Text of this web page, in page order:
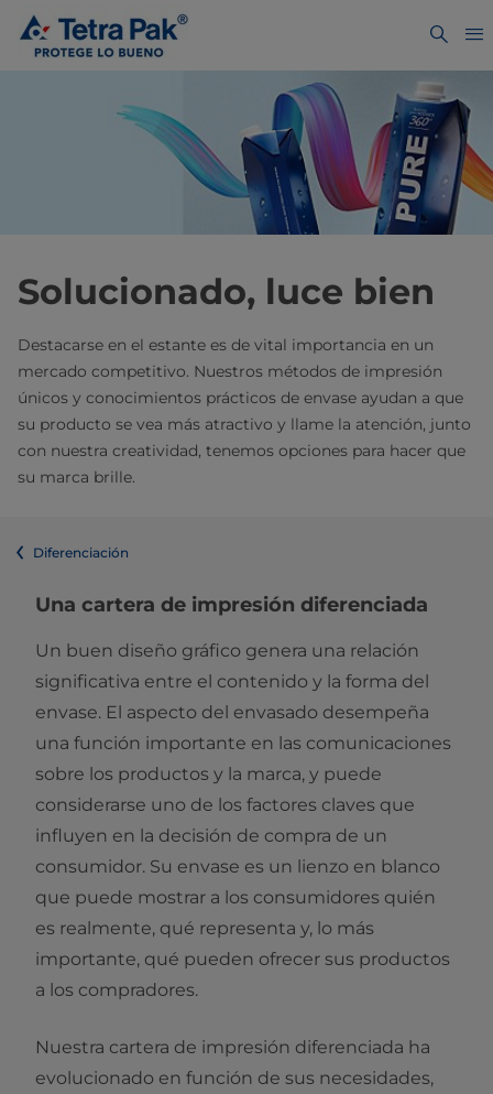
Solucionado, luce bien
Destacarse en el estante es de vital importancia en un
mercado competitivo. Nuestros métodos de impresión
únicos y conocimientos prácticos de envase ayudan a que
su producto se vea más atractivo y llame la atención, junto
con nuestra creatividad, tenemos opciones para hacer que
su marca brille.
Diferenciación
Una cartera de impresión diferenciada
Un buen diseño gráfico genera una relación
significativa entre el contenido y la forma del
envase. El aspecto del envasado desempeña
una función importante en las comunicaciones
sobre los productos y la marca, y puede
considerarse uno de los factores claves que
influyen en la decisión de compra de un
consumidor. Su envase es un lienzo en blanco
que puede mostrar a los consumidores quién
es realmente, qué representa y, lo más
importante, qué pueden ofrecer sus productos
a los compradores.
Nuestra cartera de impresión diferenciada ha
evolucionado en función de sus necesidades,